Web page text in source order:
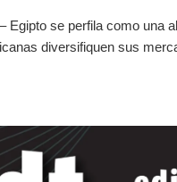
Egipto se perfila como una
diversifiquen sus